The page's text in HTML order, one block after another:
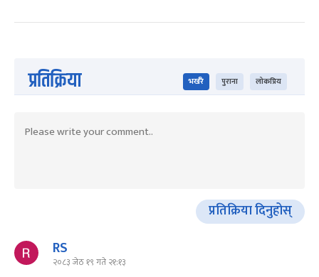
प्रतिक्रिया भर्खरै पुराना लोकप्रिय
प्रतिक्रिया दिनुहोस्
RS
२०८३ जेठ १९ गते २१:१३